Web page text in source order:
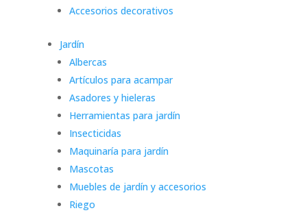
Accesorios decorativos
Jardín
Albercas
Artículos para acampar
Asadores y hieleras
Herramientas para jardín
Insecticidas
Maquinaría para jardín
Mascotas
Muebles de jardín y accesorios
Riego